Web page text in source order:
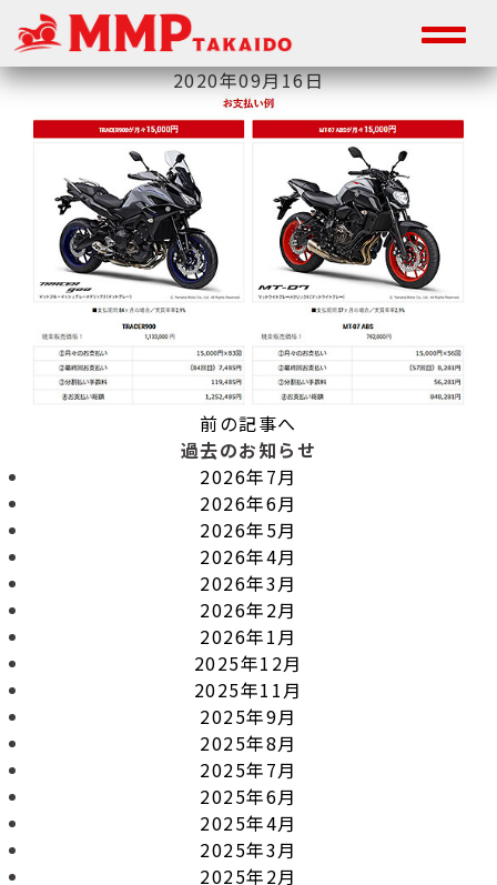
2020年09月16日
前の記事へ
過去のお知らせ
2026年7月
2026年6月
2026年5月
2026年4月
2026年3月
2026年2月
2026年1月
2025年12月
2025年11月
2025年9月
2025年8月
2025年7月
2025年6月
2025年4月
2025年3月
2025年2月